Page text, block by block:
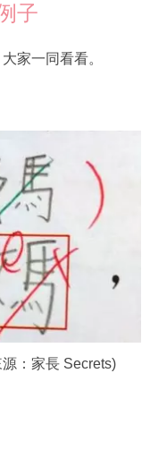
子
家一同看看。
：家長 Secrets)